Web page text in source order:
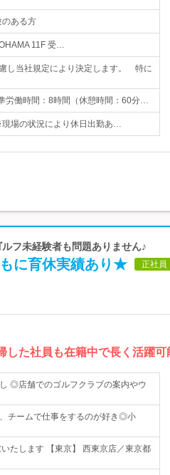
のある方
11F 受…
し当社規定により決定します。 特に
働時間：8時間（休憩時間：60分…
場の状況により休日出勤あ…
フ未経験者も問題ありません♪
に育休実績あり★ 正社員
した社員も在籍中で長く活躍
◎店舗でのゴルフクラブの案内やウ
チームで仕事をするのが好き◎小
たします 【東京】 西東京店／東京都